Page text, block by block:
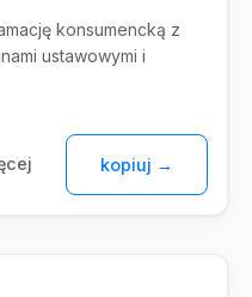
konsumencką z
ustawowymi i
kopiuj →